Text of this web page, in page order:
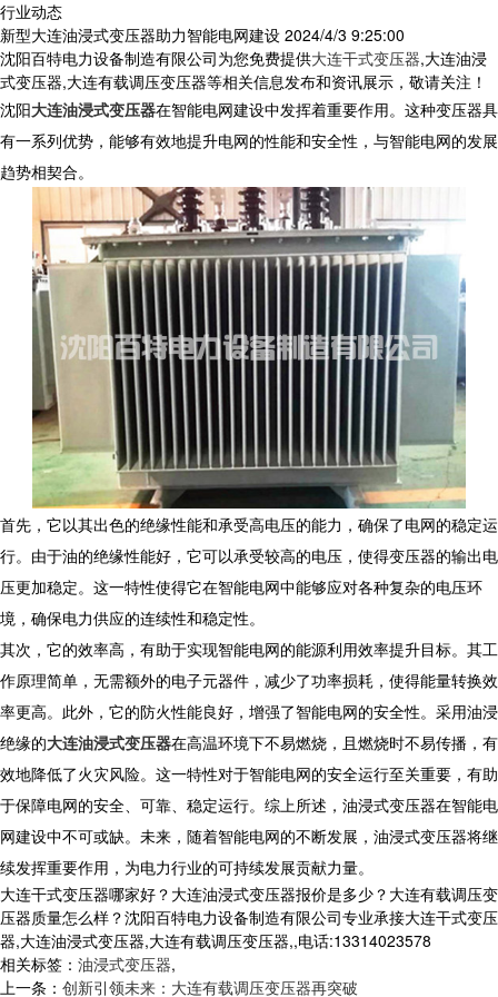
行业动态
新型大连油浸式变压器助力智能电网建设 2024/4/3 9:25:00
沈阳百特电力设备制造有限公司为您免费提供大连干式变压器,大连油浸
式变压器,大连有载调压变压器等相关信息发布和资讯展示，敬请关注！
沈阳大连油浸式变压器在智能电网建设中发挥着重要作用。这种变压器具
有一系列优势，能够有效地提升电网的性能和安全性，与智能电网的发展
趋势相契合。
首先，它以其出色的绝缘性能和承受高电压的能力，确保了电网的稳定运
行。由于油的绝缘性能好，它可以承受较高的电压，使得变压器的输出电
压更加稳定。这一特性使得它在智能电网中能够应对各种复杂的电压环
境，确保电力供应的连续性和稳定性。
其次，它的效率高，有助于实现智能电网的能源利用效率提升目标。其工
作原理简单，无需额外的电子元器件，减少了功率损耗，使得能量转换效
率更高。此外，它的防火性能良好，增强了智能电网的安全性。采用油浸
绝缘的大连油浸式变压器在高温环境下不易燃烧，且燃烧时不易传播，有
效地降低了火灾风险。这一特性对于智能电网的安全运行至关重要，有助
于保障电网的安全、可靠、稳定运行。综上所述，油浸式变压器在智能电
网建设中不可或缺。未来，随着智能电网的不断发展，油浸式变压器将继
续发挥重要作用，为电力行业的可持续发展贡献力量。
大连干式变压器哪家好？大连油浸式变压器报价是多少？大连有载调压变
压器质量怎么样？沈阳百特电力设备制造有限公司专业承接大连干式变压
器,大连油浸式变压器,大连有载调压变压器,,电话:13314023578
相关标签： 油浸式变压器,
上一条： 创新引领未来：大连有载调压变压器再突破